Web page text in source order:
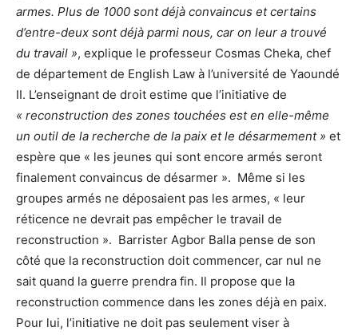
armes. Plus de 1000 sont déjà convaincus et certains
d’entre-deux sont déjà parmi nous, car on leur a trouvé
du travail », explique le professeur Cosmas Cheka, chef
de département de English Law à l’université de Yaoundé
II. L’enseignant de droit estime que l’initiative de
« reconstruction des zones touchées est en elle-même
un outil de la recherche de la paix et le désarmement » et
espère que « les jeunes qui sont encore armés seront
finalement convaincus de désarmer ». Même si les
groupes armés ne déposaient pas les armes, « leur
réticence ne devrait pas empêcher le travail de
reconstruction ». Barrister Agbor Balla pense de son
côté que la reconstruction doit commencer, car nul ne
sait quand la guerre prendra fin. Il propose que la
reconstruction commence dans les zones déjà en paix.
Pour lui, l’initiative ne doit pas seulement viser à